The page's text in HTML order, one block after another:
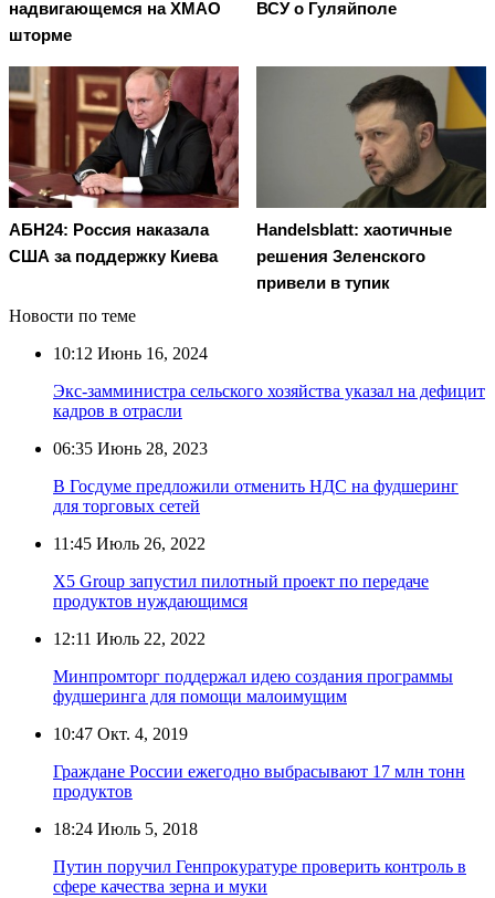
надвигающемся на ХМАО
шторме
ВСУ о Гуляйполе
АБН24: Россия наказала
США за поддержку Киева
Handelsblatt: хаотичные
решения Зеленского
привели в тупик
Новости по теме
10:12 Июнь 16, 2024
Экс-замминистра сельского хозяйства указал на дефицит
кадров в отрасли
06:35 Июнь 28, 2023
В Госдуме предложили отменить НДС на фудшеринг
для торговых сетей
11:45 Июль 26, 2022
X5 Group запустил пилотный проект по передаче
продуктов нуждающимся
12:11 Июль 22, 2022
Минпромторг поддержал идею создания программы
фудшеринга для помощи малоимущим
10:47 Окт. 4, 2019
Граждане России ежегодно выбрасывают 17 млн тонн
продуктов
18:24 Июль 5, 2018
Путин поручил Генпрокуратуре проверить контроль в
сфере качества зерна и муки